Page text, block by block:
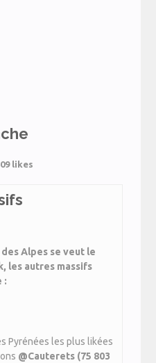
likes
Alpes se veut le
les autres massifs
:
Pyrénées les plus likées
@Cauterets (75 803